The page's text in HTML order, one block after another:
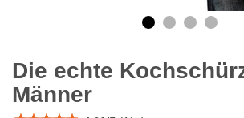
Die echte
Männer